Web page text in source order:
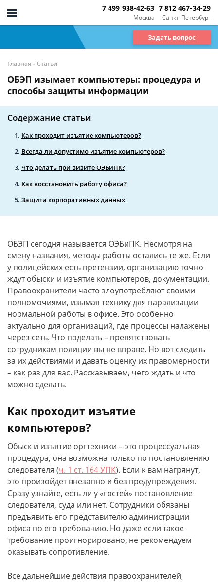
Москва
7 499 938-42-63
Санкт-Петербург
7 812 467-34-29
Задать вопрос
Главная - Статьи
ОБЭП изымает компьютеры: процедура и
способы защиты информации
Содержание статьи
Как проходит изъятие компьютеров?
Всегда ли допустимо изъятие компьютеров?
Что делать при визите ОЭБиПК?
Как восстановить работу офиса?
Защита корпоративных данных
ОБЭП сегодня называется ОЭБиПК. Несмотря на
смену названия, методы работы остались те же. Если
у полицейских есть претензии, организацию точно
ждут обыски и изъятие компьютеров, документации.
Правоохранители часто злоупотребляют своими
полномочиями, изымая технику для парализации
нормальной работы в офисе. Это особенно
актуально для организаций, где процессы налажены
через сеть. Что поделать – препятствовать
сотрудникам полиции вы не вправе. Но вот следить
за их действиями и давать оценку их правомерности
– как раз для вас. Рассказываем, чего ждать и что
можно сделать.
Как проходит изъятие
компьютеров?
Обыск и изъятие оргтехники – это процессуальная
процедура, она возможна только по постановлению
следователя (ч. 1 ст. 164 УПК). Если к вам нагрянут,
это произойдет внезапно и без предупреждения.
Сразу узнайте, есть ли у «гостей» постановление
следователя, суда или нет. Сотрудники обязаны
предъявить его представителю администрации
офиса по его требованию. Но даже если такое
требование проигнорировано, не рекомендуем
оказывать сопротивление.
Все дальнейшие действия правоохранителей,